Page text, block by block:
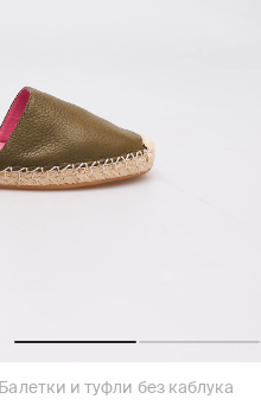
Балетки и туфли без каблука